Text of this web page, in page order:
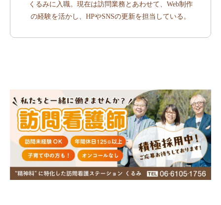
くるみに入職。現在は訪問業務とあわせて、Web制作
の経験を活かし、HPやSNSの更新を担当している。